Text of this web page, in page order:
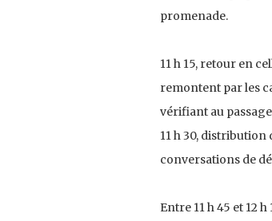
promenade.
11 h 15, retour en
remontent par les
vérifiant au
11 h 30,
conversations de
Entre 11 h 45 et 12